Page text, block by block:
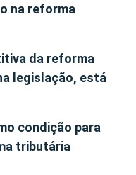
na reforma
da reforma
legislação, está
condição para
tributária